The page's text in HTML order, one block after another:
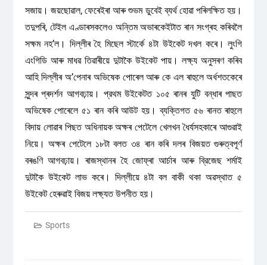
সজায়। জয়ছোৱাল, ফেৰেইৰা আৰু শুভম ডুবেই ব্যর্থ হোৱা পৰিলক্ষিত হয়।
তদুপৰি, টেইল এণ্ডাৰসকলেও অন্তিম অভাৰকেইটাত ৰান সংগ্ৰহ কৰিবলৈ
সক্ষম নহ’ল। দিল্লীৰ হৈ মিছেল স্টার্কে ৪টা উইকেট দখল কৰে। লুংগি
এংগিডি আৰু মাধৱ তিৱাৰীয়ে দুটাকৈ উইকেট পায়। লক্ষ্য অনুসৰণ কৰিব
আহি দিল্লীৰ অ’পেনাৰ অভিষেক পোৰেল আৰু কে এল ৰাহুলে অর্ধশতকেৰে
সুন্দৰ প্ৰদৰ্শন আগবঢ়ায়। প্রথম উইকেটত ১০৫ ৰানৰ যুটি বন্ধাৰ পাছত
অভিষেক পোৰেলে ৫১ ৰান কৰি আউট হয়। ব্যক্তিগত ৫৬ ৰানত ৰাহুলে
বিদায় লোৱাৰ পিছত অধিনায়ক অক্ষৰ পেটেলে খেলখন ধৈর্যসহকাৰে আগুৱাই
নিয়ে। অক্ষৰ পেটেলে ১৮টা বলত ৩৪ ৰান কৰি দলৰ বিজয়ত গুৰুত্বপূৰ্ণ
বৰঙণি আগবঢ়ায়। ৰাজস্থানৰ হৈ জোফ্ৰা আৰ্চাৰ আৰু ব্রিজেছ শৰ্মাই
দুটাকৈ উইকেট লাভ কৰে। দিল্লীয়ে ৪টা বল বাকী থকা অৱস্থাত ৫
উইকেট হেৰুৱাই বিজয় লক্ষ্যত উপনীত হয়।
Sports